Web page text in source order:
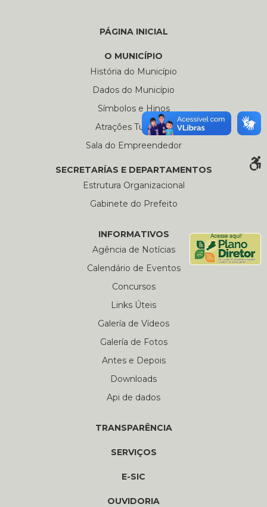
PÁGINA INICIAL
O MUNICÍPIO
História do Município
Dados do Município
Símbolos e Hinos
Atrações Turísticas
Sala do Empreendedor
SECRETARÍAS E DEPARTAMENTOS
Estrutura Organizacional
Gabinete do Prefeito
INFORMATIVOS
Agência de Notícias
Calendário de Eventos
Concursos
Links Úteis
Galería de Vídeos
Galería de Fotos
Antes e Depois
Downloads
Api de dados
TRANSPARÊNCIA
SERVIÇOS
E-SIC
OUVIDORIA